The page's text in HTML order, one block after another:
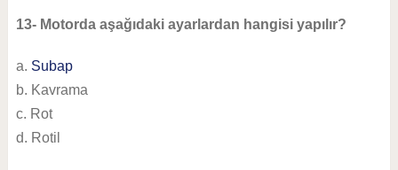
13- Motorda aşağıdaki ayarlardan hangisi yapılır?
a. Subap
b. Kavrama
c. Rot
d. Rotil